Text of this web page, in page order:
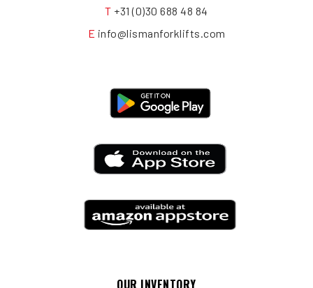
T +31 (0)30 688 48 84
E info@lismanforklifts.com
OUR INVENTORY